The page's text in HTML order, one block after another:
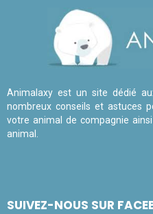
Animalaxy est un site dédié
nombreux conseils et astuces
votre animal de compagnie
animal.
SUIVEZ-NOUS SUR